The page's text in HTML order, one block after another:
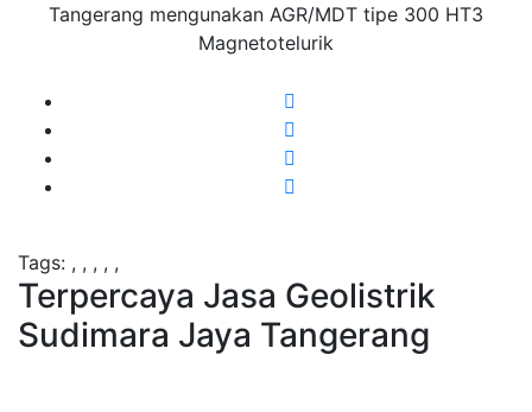
Tangerang mengunakan AGR/MDT tipe 300 HT3
Magnetotelurik
Tags: , , , , ,
Terpercaya Jasa Geolistrik
Sudimara Jaya Tangerang